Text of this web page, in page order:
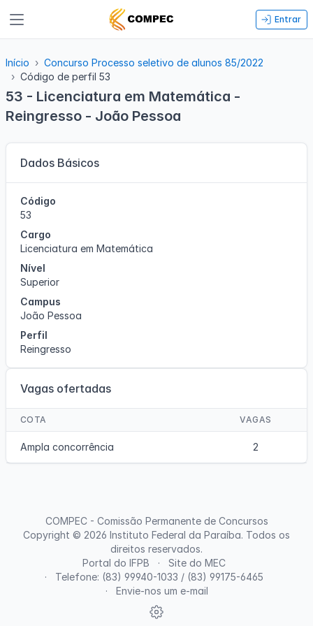
Entrar
Início
Concurso Processo seletivo de alunos 85/2022
Código de perfil 53
53 - Licenciatura em Matemática -
Reingresso - João Pessoa
Dados Básicos
Código
53
Cargo
Licenciatura em Matemática
Nível
Superior
Campus
João Pessoa
Perfil
Reingresso
Vagas ofertadas
COTA VAGAS
Ampla concorrência 2
Portal do IFPB
Site do MEC
Telefone: (83) 99940-1033 / (83) 99175-6465
Envie-nos um e-mail
COMPEC - Comissão Permanente de Concursos
Copyright © 2026 Instituto Federal da Paraíba. Todos os
direitos reservados.